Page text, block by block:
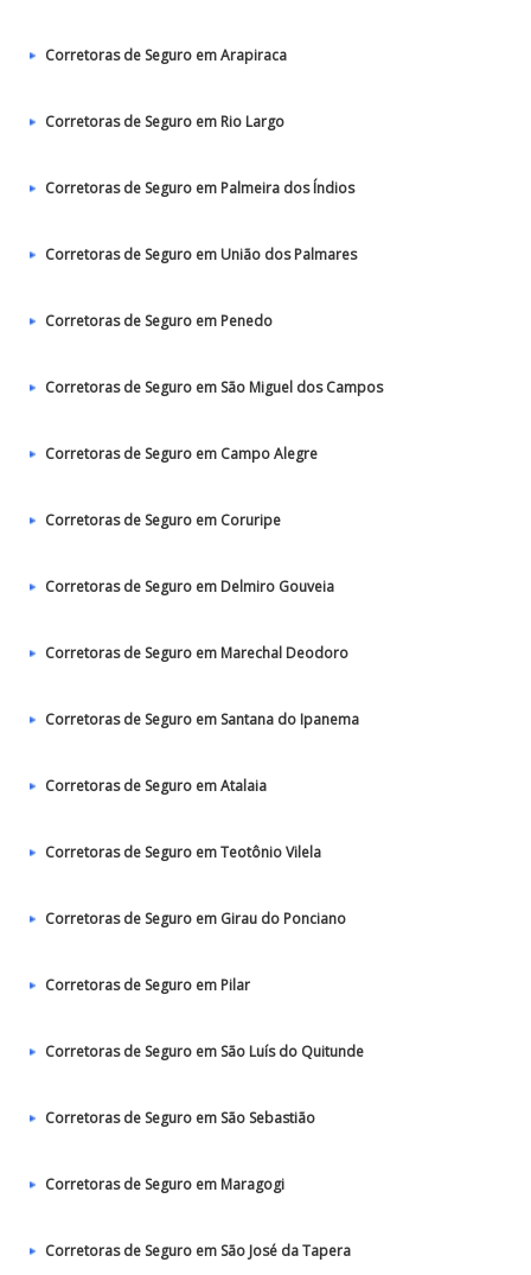
Corretoras de Seguro em Arapiraca
Corretoras de Seguro em Rio Largo
Corretoras de Seguro em Palmeira dos Índios
Corretoras de Seguro em União dos Palmares
Corretoras de Seguro em Penedo
Corretoras de Seguro em São Miguel dos Campos
Corretoras de Seguro em Campo Alegre
Corretoras de Seguro em Coruripe
Corretoras de Seguro em Delmiro Gouveia
Corretoras de Seguro em Marechal Deodoro
Corretoras de Seguro em Santana do Ipanema
Corretoras de Seguro em Atalaia
Corretoras de Seguro em Teotônio Vilela
Corretoras de Seguro em Girau do Ponciano
Corretoras de Seguro em Pilar
Corretoras de Seguro em São Luís do Quitunde
Corretoras de Seguro em São Sebastião
Corretoras de Seguro em Maragogi
Corretoras de Seguro em São José da Tapera